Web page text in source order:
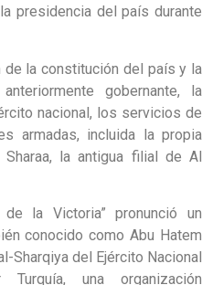
presidencia del país durante
de la constitución del país y la
gobernante, la
nacional, los servicios de
armadas, incluida la propia
Sharaa, la antigua filial de Al
de la Victoria” pronunció un
conocido como Abu Hatem
Sharqiya del Ejército Nacional
una organización